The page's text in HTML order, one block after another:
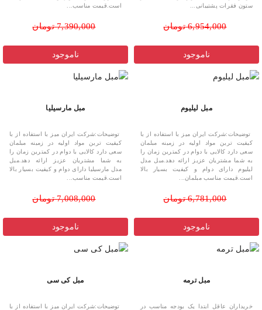
ستون فقرات پشتیبانی...
6,954,000 تومان
ناموجود
است.قیمت مناسب...
7,390,000 تومان
ناموجود
مبل لیلیوم
توضیحات:شرکت ایران میز با استفاده از با
کیفیت ترین مواد اولیه در زمینه مبلمان
سعی دارد کالایی با دوام در کمترین زمان را
به شما مشتریان عزیز ارائه دهد.مبل مدل
لیلیوم دارای دوام و کیفیت بسیار بالا
است.قیمت مناسب مبلمان...
6,781,000 تومان
ناموجود
مبل مارسیلیا
توضیحات:شرکت ایران میز با استفاده از با
کیفیت ترین مواد اولیه در زمینه مبلمان
سعی دارد کالایی با دوام در کمترین زمان را
به شما مشتریان عزیز ارائه دهد.مبل
مدل مارسیلیا دارای دوام و کیفیت بسیار بالا
است.قیمت مناسب...
7,008,000 تومان
ناموجود
مبل ترمه
خریداران عاقل ابتدا یک بودجه مناسب در
مبل کی سی
توضیحات:شرکت ایران میز با استفاده از با